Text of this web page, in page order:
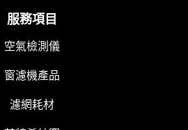
t
u
b
e
服務項目
空氣檢測儀
窗濾機產品
濾網耗材